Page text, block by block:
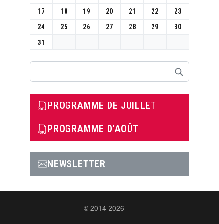
17
18 19 20 21 22
23
24
25 26 27 28 29
30
31
PROGRAMME DE JUILLET
PROGRAMME D'AOÛT
NEWSLETTER
© 2014-2026